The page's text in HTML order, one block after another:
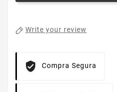
Write your review
Compra Segura